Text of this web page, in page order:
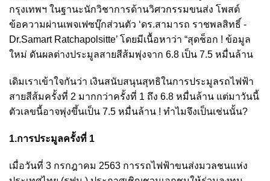
กรุงเทพฯ ในฐานะนักวิชาการด้านวิศวกรรมขนส่ง โพสต์
ข้อความผ่านเพจเฟซบุ๊กส่วนตัว ‘ดร.สามารถ ราชพลสิทธิ์ -
Dr.Samart Ratchapolsitte’ โดยมีเนื้อหาว่า “สุดช็อก ! ข้อมูล
ใหม่ ดันผลต่างประมูลสายสีส้มพุ่งจาก 6.8 เป็น 7.5 หมื่นล้าน
เดิมเราเข้าใจกันว่า เงินสนับสนุนสุทธิในการประมูลรถไฟฟ้า
สายสีส้มครั้งที่ 2 มากกว่าครั้งที่ 1 ถึง 6.8 หมื่นล้าน แต่มาวันนี้
ตัวเลขนี้อาจพุ่งขึ้นเป็น 7.5 หมื่นล้าน ! ทำไมจึงเป็นเช่นนั้น?
1.การประมูลครั้งที่ 1
เมื่อวันที่ 3 กรกฎาคม 2563 การรถไฟฟ้าขนส่งมวลชนแห่ง